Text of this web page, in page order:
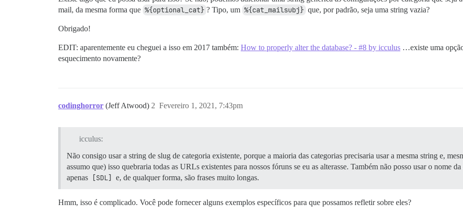
mail, da mesma forma que %{optional_cat} ? Tipo, um %{cat_mailsubj} que, por padrão, seja uma string vazia?
Obrigado!
EDIT: aparentemente eu cheguei a isso em 2017 também: How to properly alter the database? - #8 by icculus …existe uma
esquecimento novamente?
codinghorror (Jeff Atwood) Fevereiro 1, 2021, 7:43pm
2
icculus:
Não consigo usar a string de slug de categoria existente, porque a maioria das categorias precisaria usar a mesma string e,
assumo que) isso quebraria todas as URLs existentes para nossos fóruns se eu as alterasse. Também não posso usar o nome
apenas
[SDL] e, de qualquer forma, são frases muito longas.
Hmm, isso é complicado. Você pode fornecer alguns exemplos específicos para que possamos refletir sobre eles?